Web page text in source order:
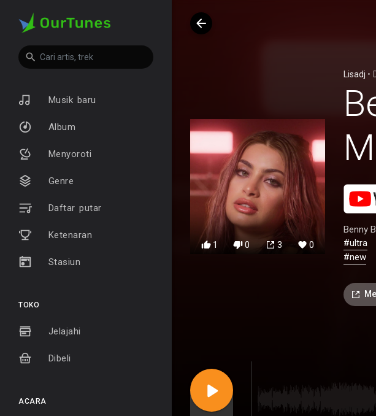
Musik baru
Album
Menyoroti
Genre
Daftar putar
Ketenaran
Stasiun
TOKO
Jelajahi
Dibeli
ACARA
1 0 3 0
Lisadj •
Benny
#ultra
#new